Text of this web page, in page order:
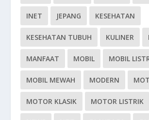
INET JEPANG KESEHATAN
KESEHATAN TUBUH KULINER
MANFAAT MOBIL MOBIL
MOBIL MEWAH MODERN
MOTOR KLASIK MOTOR LISTRIK